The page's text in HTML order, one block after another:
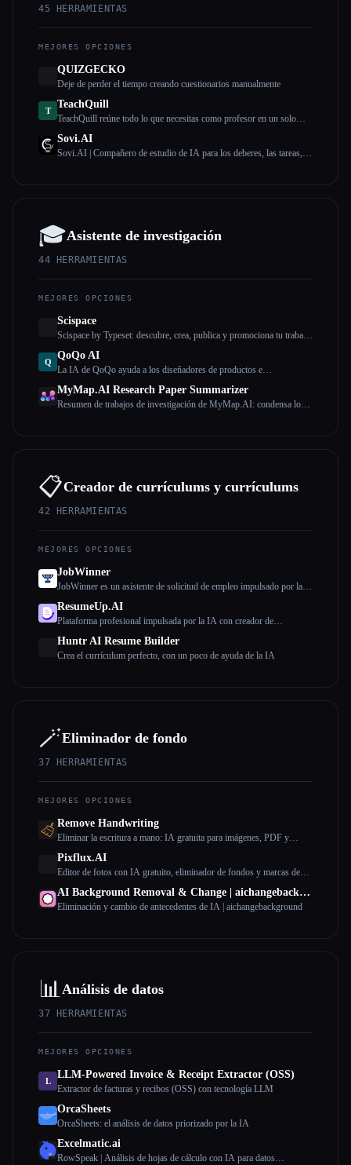
45 HERRAMIENTAS
MEJORES OPCIONES
QUIZGECKO
Deje de perder el tiempo creando cuestionarios manualmente
T
TeachQuill
TeachQuill reúne todo lo que necesitas como profesor en un solo
actividades del aula y la comunicación con los padres.
Sovi.AI
Sovi.AI | Compañero de estudio de IA para los deberes, las tareas,
🎓Asistente de investigación
44 HERRAMIENTAS
MEJORES OPCIONES
Scispace
Scispace by Typeset: descubre, crea, publica y promociona tu trabajo
Q
QoQo AI
La IA de QoQo ayuda a los diseñadores de productos e
recursos de investigación al proporcionar un acceso rápido y eficaz a
los conocimientos de la investigación.
MyMap.AI Research Paper Summarizer
Resumen de trabajos de investigación de MyMap.AI: condensa los
📋Creador de currículums y currículums
42 HERRAMIENTAS
MEJORES OPCIONES
JobWinner
JobWinner es un asistente de solicitud de empleo impulsado por la
preparación para entrevistas personalizados.
ResumeUp.AI
Plataforma profesional impulsada por la IA con creador de
mucho más. Consigue entrevistas más rápido con la optimización de
currículums mediante IA.
Huntr AI Resume Builder
Crea el currículum perfecto, con un poco de ayuda de la IA
🪄Eliminador de fondo
37 HERRAMIENTAS
MEJORES OPCIONES
Remove Handwriting
Eliminar la escritura a mano: IA gratuita para imágenes, PDF y
Pixflux.AI
Editor de fotos con IA gratuito, eliminador de fondos y marcas de
AI Background Removal & Change | aichangebackground
Eliminación y cambio de antecedentes de IA | aichangebackground
📊 Análisis de datos
37 HERRAMIENTAS
MEJORES OPCIONES
L
LLM-Powered Invoice & Receipt Extractor (OSS)
Extractor de facturas y recibos (OSS) con tecnología LLM
OrcaSheets
OrcaSheets: el análisis de datos priorizado por la IA
Excelmatic.ai
RowSpeak | Análisis de hojas de cálculo con IA para datos